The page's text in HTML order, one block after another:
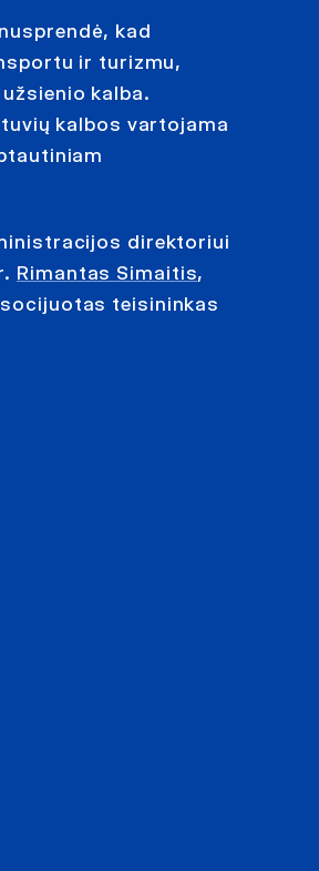
kad
ir turizmu,
kalba.
kalbos vartojama
direktoriui
Rimantas Simaitis,
teisininkas